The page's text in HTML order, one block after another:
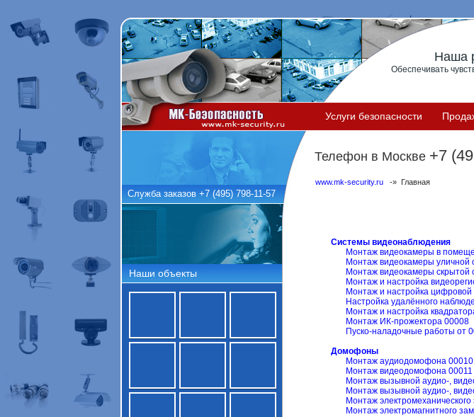
Наша
Обеспечивать
Услуги безопасности
Служба заказов +7 (495) 798-11-57
Наши объекты
Телефон в Москве +7
www.mk-security.ru -» Главная
Системы видеонаблюдения
Монтаж видеокамеры в
Монтаж видеокамеры уличной
Монтаж видеокамеры скрытой
Монтаж и настройка
Монтаж и настройка
Настройка удалённого
Монтаж и настройка
Монтаж ИК-прожектора 00008
Пуско-наладочные работы от
Домофоны
Монтаж аудиодомофона 00010
Монтаж видеодомофона 00011
Монтаж вызывной аудио-,
Монтаж вызывной аудио-,
Монтаж
Монтаж электромагнитного